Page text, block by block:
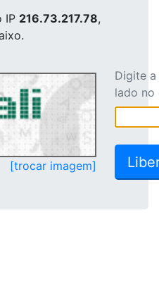
IP 216.73.217.78,
[trocar imagem]
Digite
lado no